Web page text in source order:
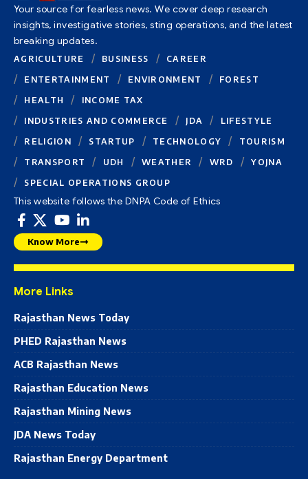
Your source for fearless news. We cover deep research
insights, investigative stories, sting operations, and the latest
breaking updates.
AGRICULTURE BUSINESS
CAREER
ENTERTAINMENT
ENVIRONMENT
FOREST
HEALTH
INCOME TAX
INDUSTRIES AND COMMERCE
JDA
LIFESTYLE
RELIGION
STARTUP TECHNOLOGY
TOURISM
TRANSPORT
UDH WEATHER WRD
YOJNA
SPECIAL OPERATIONS GROUP
This website follows the DNPA Code of Ethics
Know More
More Links
Rajasthan News Today
PHED Rajasthan News
ACB Rajasthan News
Rajasthan Education News
Rajasthan Mining News
JDA News Today
Rajasthan Energy Department